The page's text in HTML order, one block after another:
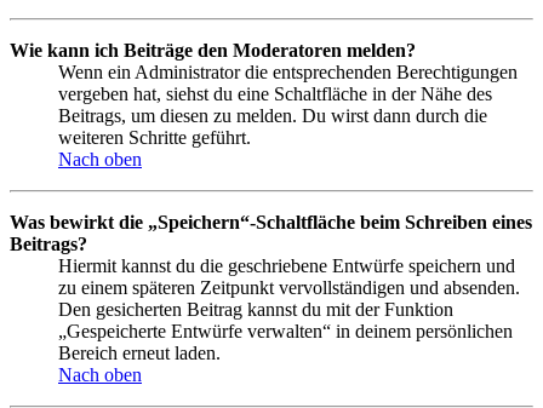
Wie kann ich Beiträge den Moderatoren melden?
Wenn ein Administrator die entsprechenden Berechtigungen
vergeben hat, siehst du eine Schaltfläche in der Nähe des
Beitrags, um diesen zu melden. Du wirst dann durch die
weiteren Schritte geführt.
Nach oben
Was bewirkt die „Speichern“-Schaltfläche beim Schreiben eines
Beitrags?
Hiermit kannst du die geschriebene Entwürfe speichern und
zu einem späteren Zeitpunkt vervollständigen und absenden.
Den gesicherten Beitrag kannst du mit der Funktion
„Gespeicherte Entwürfe verwalten“ in deinem persönlichen
Bereich erneut laden.
Nach oben